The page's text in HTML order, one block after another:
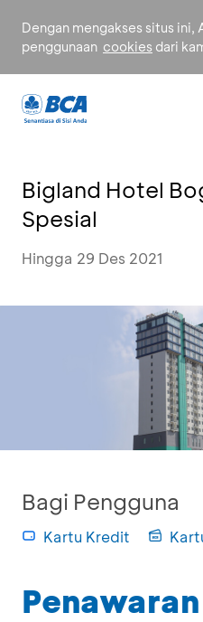
Dengan mengakses situs ini,
penggunaan cookies dari
Bigland Hotel
Spesial
Hingga 29 Des 2021
Bagi Pengguna
Kartu Kredit